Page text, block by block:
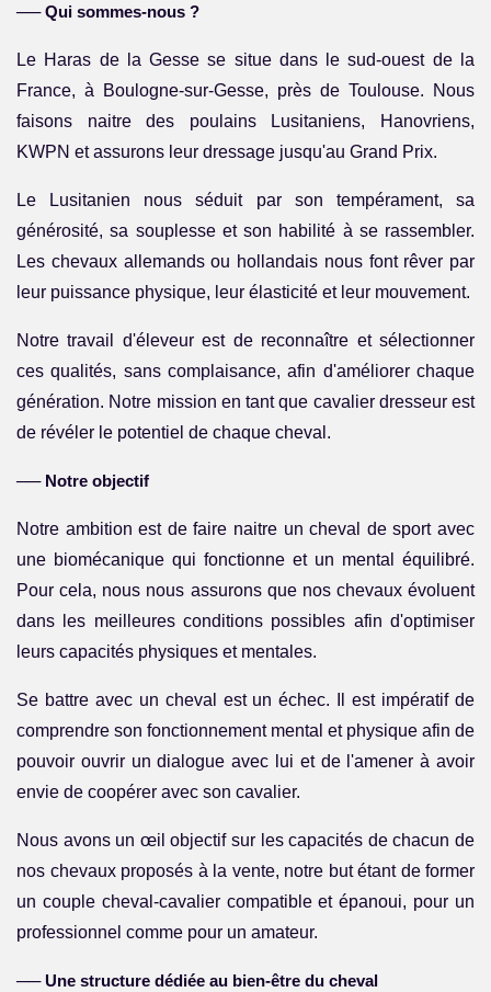
──Qui sommes-nous ?
Le Haras de la Gesse se situe dans le sud-ouest de la
France, à Boulogne-sur-Gesse, près de Toulouse. Nous
faisons naitre des poulains Lusitaniens, Hanovriens,
KWPN et assurons leur dressage jusqu'au Grand Prix.
Le Lusitanien nous séduit par son tempérament, sa
générosité, sa souplesse et son habilité à se rassembler.
Les chevaux allemands ou hollandais nous font rêver par
leur puissance physique, leur élasticité et leur mouvement.
Notre travail d'éleveur est de reconnaître et sélectionner
ces qualités, sans complaisance, afin d'améliorer chaque
génération. Notre mission en tant que cavalier dresseur est
de révéler le potentiel de chaque cheval.
── Notre objectif
Notre ambition est de faire naitre un cheval de sport avec
une biomécanique qui fonctionne et un mental équilibré.
Pour cela, nous nous assurons que nos chevaux évoluent
dans les meilleures conditions possibles afin d'optimiser
leurs capacités physiques et mentales.
Se battre avec un cheval est un échec. Il est impératif de
comprendre son fonctionnement mental et physique afin de
pouvoir ouvrir un dialogue avec lui et de l'amener à avoir
envie de coopérer avec son cavalier.
Nous avons un œil objectif sur les capacités de chacun de
nos chevaux proposés à la vente, notre but étant de former
un couple cheval-cavalier compatible et épanoui, pour un
professionnel comme pour un amateur.
── Une structure dédiée au bien-être du cheval